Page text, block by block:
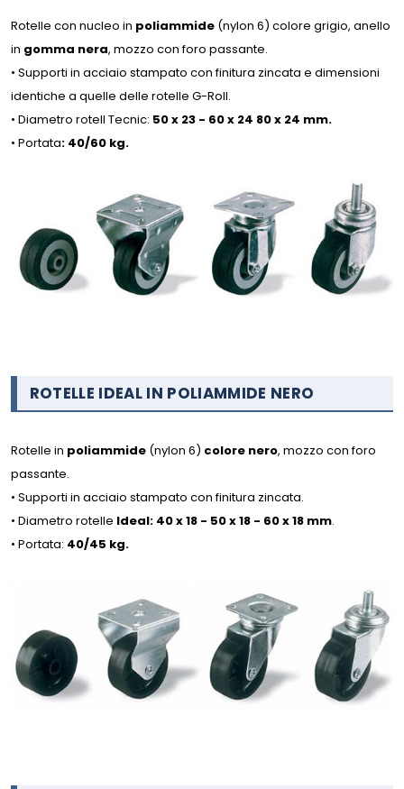
Rotelle con nucleo in poliammide (nylon 6) colore grigio, anello
in gomma nera, mozzo con foro passante.
• Supporti in acciaio stampato con finitura zincata e dimensioni
identiche a quelle delle rotelle G-Roll.
• Diametro rotell Tecnic: 50 x 23 - 60 x 24 80 x 24 mm.
• Portata: 40/60 kg.
ROTELLE IDEAL IN POLIAMMIDE NERO
Rotelle in poliammide (nylon 6) colore nero, mozzo con foro
passante.
• Supporti in acciaio stampato con finitura zincata.
• Diametro rotelle Ideal: 40 x 18 - 50 x 18 - 60 x 18 mm.
• Portata: 40/45 kg.